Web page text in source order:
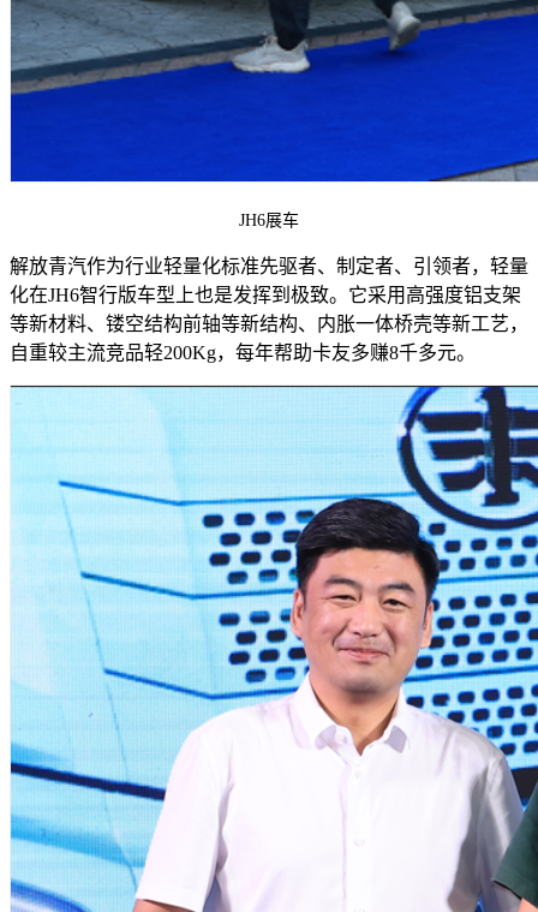
JH6展车
解放青汽作为行业轻量化标准先驱者、制定者、引领者，轻量
化在JH6智行版车型上也是发挥到极致。它采用高强度铝支架
等新材料、镂空结构前轴等新结构、内胀一体桥壳等新工艺，
自重较主流竞品轻200Kg，每年帮助卡友多赚8千多元。